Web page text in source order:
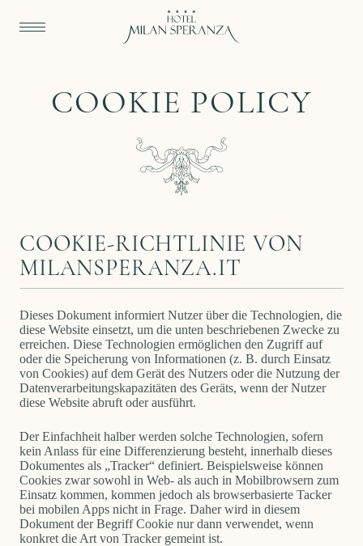
COOKIE POLICY
COOKIE-RICHTLINIE VON
MILANSPERANZA.IT
Dieses Dokument informiert Nutzer über die Technologien, die
diese Website einsetzt, um die unten beschriebenen Zwecke zu
erreichen. Diese Technologien ermöglichen den Zugriff auf
oder die Speicherung von Informationen (z. B. durch Einsatz
von Cookies) auf dem Gerät des Nutzers oder die Nutzung der
Datenverarbeitungskapazitäten des Geräts, wenn der Nutzer
diese Website abruft oder ausführt.
Der Einfachheit halber werden solche Technologien, sofern
kein Anlass für eine Differenzierung besteht, innerhalb dieses
Dokumentes als „Tracker“ definiert. Beispielsweise können
Cookies zwar sowohl in Web- als auch in Mobilbrowsern zum
Einsatz kommen, kommen jedoch als browserbasierte Tacker
bei mobilen Apps nicht in Frage. Daher wird in diesem
Dokument der Begriff Cookie nur dann verwendet, wenn
konkret die Art von Tracker gemeint ist.